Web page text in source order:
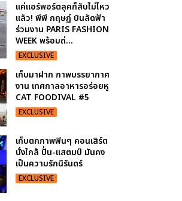
แค่แอร์พอร์ตลุคก็สับไม่ไหว
แล้ว! พีพี กฤษฏ์ บินลัดฟ้า
ร่วมงาน PARIS FASHION
WEEK พร้อมถ่...
EXCLUSIVE
เก็บมาฝาก ภาพบรรยากาศ
งาน เทศกาลอาหารอร่อยหู
CAT FOODIVAL #5
EXCLUSIVE
เก็บตกภาพฟินๆ คอนเสิร์ต
นั่งใกล้ ปั่น-แสตมป์ มันคง
เป็นความรักนิรันดร์
EXCLUSIVE